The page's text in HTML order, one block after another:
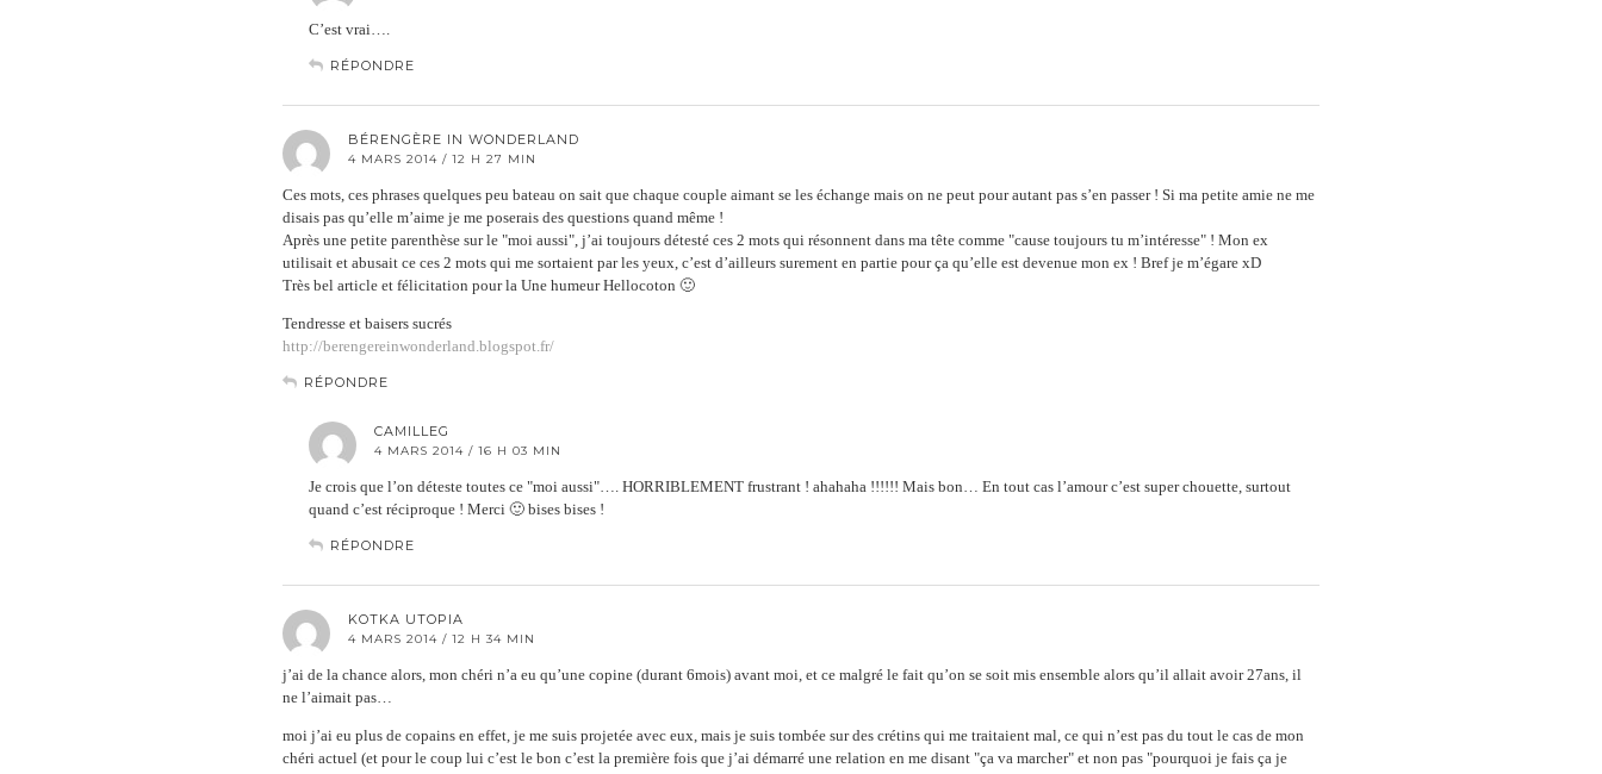
C’est vrai….
RÉPONDRE
BÉRENGÈRE IN WONDERLAND
4 MARS 2014 / 12 H 27 MIN
Ces mots, ces phrases quelques peu bateau on sait que chaque couple aimant se les échange mais on ne peut pour autant pas s’en passer ! Si ma petite amie ne me
disais pas qu’elle m’aime je me poserais des questions quand même !
Après une petite parenthèse sur le "moi aussi", j’ai toujours détesté ces 2 mots qui résonnent dans ma tête comme "cause toujours tu m’intéresse" ! Mon ex
utilisait et abusait ce ces 2 mots qui me sortaient par les yeux, c’est d’ailleurs surement en partie pour ça qu’elle est devenue mon ex ! Bref je m’égare xD
Très bel article et félicitation pour la Une humeur Hellocoton 🙂
Tendresse et baisers sucrés
http://berengereinwonderland.blogspot.fr/
RÉPONDRE
CAMILLEG
4 MARS 2014 / 16 H 03 MIN
Je crois que l’on déteste toutes ce "moi aussi"…. HORRIBLEMENT frustrant ! ahahaha !!!!!! Mais bon… En tout cas l’amour c’est super chouette, surtout
quand c’est réciproque ! Merci 🙂 bises bises !
RÉPONDRE
KOTKA UTOPIA
4 MARS 2014 / 12 H 34 MIN
j’ai de la chance alors, mon chéri n’a eu qu’une copine (durant 6mois) avant moi, et ce malgré le fait qu’on se soit mis ensemble alors qu’il allait avoir 27ans, il
ne l’aimait pas…
moi j’ai eu plus de copains en effet, je me suis projetée avec eux, mais je suis tombée sur des crétins qui me traitaient mal, ce qui n’est pas du tout le cas de mon
chéri actuel (et pour le coup lui c’est le bon c’est la première fois que j’ai démarré une relation en me disant "ça va marcher" et non pas "pourquoi je fais ça je